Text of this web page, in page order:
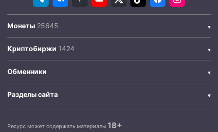
Монеты
Криптобиржи
Обменники
Разделы сайта
Ресурс может содержать материалы 18+